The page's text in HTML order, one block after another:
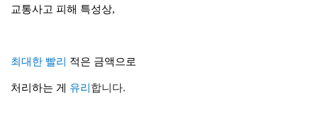
교통사고 피해 특성상,
최대한 빨리 적은 금액 으로
처리하는 게 유리 합니 다.